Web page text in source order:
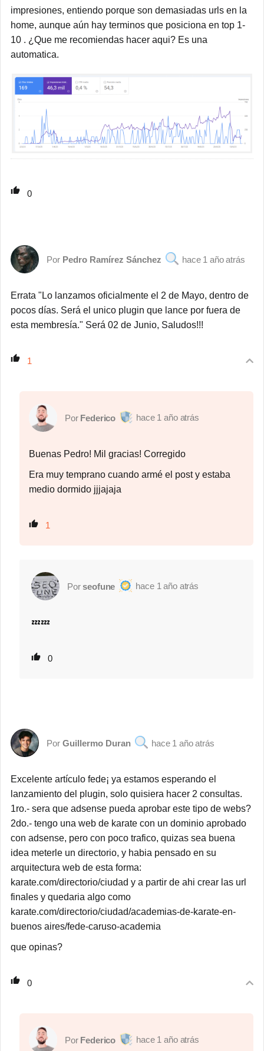
impresiones, entiendo porque son demasiadas urls en la
home, aunque aún hay terminos que posiciona en top 1-
10 . ¿Que me recomiendas hacer aqui? Es una
automatica.
0
Pedro Ramírez Sánchez 1 año atrás
Errata " Lo lanzamos oficialmente el 2 de Mayo, dentro de
pocos días. Será el unico plugin que lance por fuera de
esta membresía." Será 02 de Junio, Saludos!!!
1
Federico 1 año atrás
Buenas Pedro! Mil gracias! Corregido
Era muy temprano cuando armé el post y estaba
medio dormido jjjajaja
1
seofune 1 año atrás
💤💤
0
Guillermo Duran 1 año atrás
Excelente artículo fede¡ ya estamos esperando el
lanzamiento del plugin, solo quisiera hacer 2 consultas.
1ro.- sera que adsense pueda aprobar este tipo de webs?
2do.- tengo una web de karate con un dominio aprobado
con adsense, pero con poco trafico, quizas sea buena
idea meterle un directorio, y habia pensado en su
arquitectura web de esta forma:
karate.com/directorio/ciudad y a partir de ahi crear las url
finales y quedaria algo como
karate.com/directorio/ciudad/academias-de-karate-en-
buenos aires/fede-caruso-academia
que opinas?
0
Federico 1 año atrás